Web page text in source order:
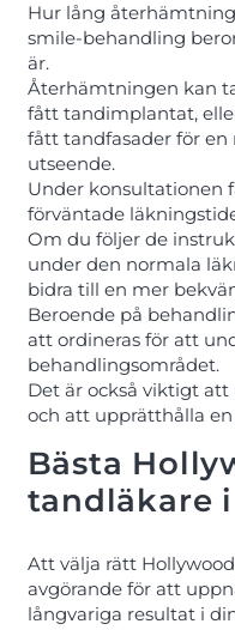
Hur lång
smile-behandling
är.
Återhämtningen kan
fått tandimplantat,
fått tandfasader för
utseende.
Under konsultationen
förväntade
Om du följer de
under den normala
bidra till en mer
Beroende på
att ordineras för att
behandlingsområdet.
Det är också viktigt
och att upprätthålla
Bästa
tandläkare
Att välja rätt
avgörande för att
långvariga resultat i